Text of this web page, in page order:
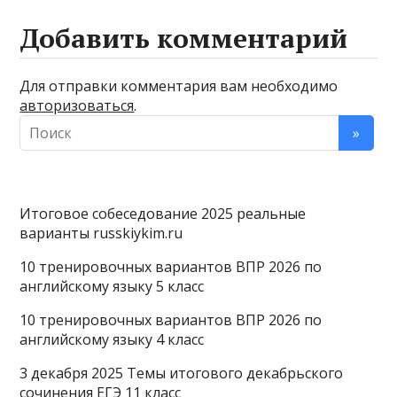
Добавить комментарий
Для отправки комментария вам необходимо
авторизоваться.
Итоговое собеседование 2025 реальные
варианты russkiykim.ru
10 тренировочных вариантов ВПР 2026 по
английскому языку 5 класс
10 тренировочных вариантов ВПР 2026 по
английскому языку 4 класс
3 декабря 2025 Темы итогового декабрьского
сочинения ЕГЭ 11 класс